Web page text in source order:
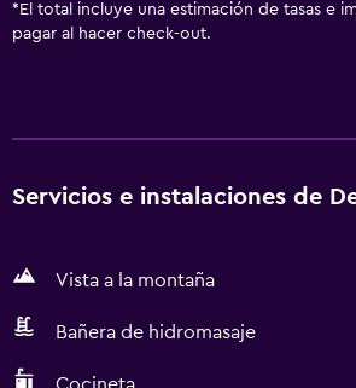
* El total incluye una estimación de tasas e
pagar al hacer check-out.
Servicios e instalaciones de
Vista a la montaña
Bañera de hidromasaje